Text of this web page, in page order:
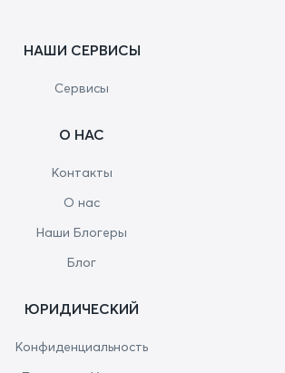
НАШИ СЕРВИСЫ
Сервисы
О НАС
Контакты
О нас
Наши Блогеры
Блог
ЮРИДИЧЕСКИЙ
Конфиденциальность